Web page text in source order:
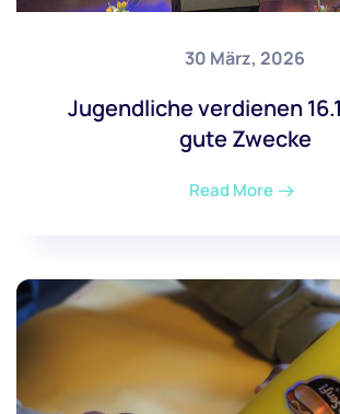
30 März, 2026
Jugendliche verdienen
gute Zwecke
Read More